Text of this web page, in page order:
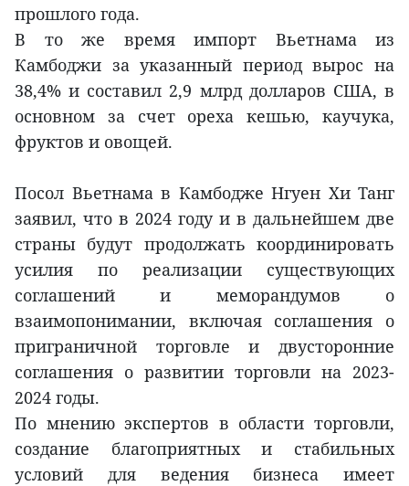
прошлого года.
В то же время импорт Вьетнама из
Камбоджи за указанный период вырос на
38,4% и составил 2,9 млрд долларов США, в
основном за счет ореха кешью, каучука,
фруктов и овощей.
Посол Вьетнама в Камбодже Нгуен Хи Танг
заявил, что в 2024 году и в дальнейшем две
страны будут продолжать координировать
усилия по реализации существующих
соглашений и меморандумов о
взаимопонимании, включая соглашения о
приграничной торговле и двусторонние
соглашения о развитии торговли на 2023-
2024 годы.
По мнению экспертов в области торговли,
создание благоприятных и стабильных
условий для ведения бизнеса имеет